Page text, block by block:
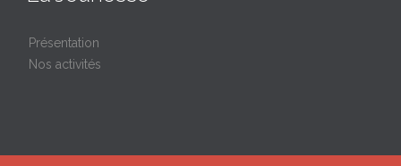
Présentation
Nos activités